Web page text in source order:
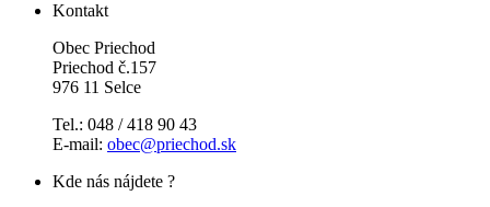
Kontakt
Obec Priechod
Priechod č.157
976 11 Selce
Tel.: 048 / 418 90 43
E-mail: obec@priechod.sk
Kde nás nájdete ?